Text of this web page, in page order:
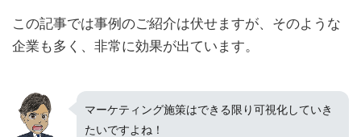
この記事では事例のご紹介は伏せますが、そのような
企業も多く、非常に効果が出ています。
マーケティング施策はできる限り可視化していき
たいですよね！